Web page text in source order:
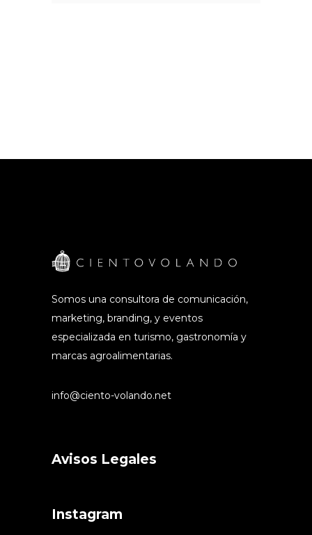
Somos una consultora de comunicación,
marketing, branding, y eventos
especializada en turismo, gastronomía y
marcas agroalimentarias.
info@ciento-volando.net
Avisos Legales
Instagram